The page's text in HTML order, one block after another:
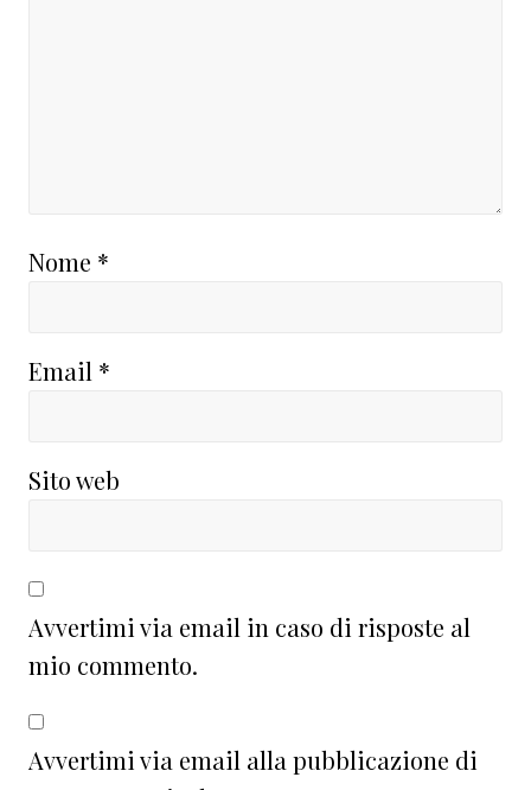
Nome *
Email *
Sito web
Avvertimi via email in caso di risposte al
mio commento.
Avvertimi via email alla pubblicazione di